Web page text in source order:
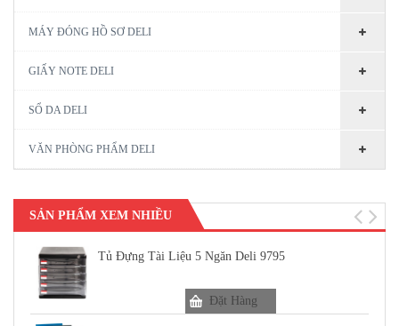
MÁY ĐÓNG HỒ SƠ DELI
GIẤY NOTE DELI
SỔ DA DELI
VĂN PHÒNG PHẨM DELI
SẢN PHẨM XEM NHIỀU
Tủ Đựng Tài Liệu 5 Ngăn Deli 9795
Đặt Hàng